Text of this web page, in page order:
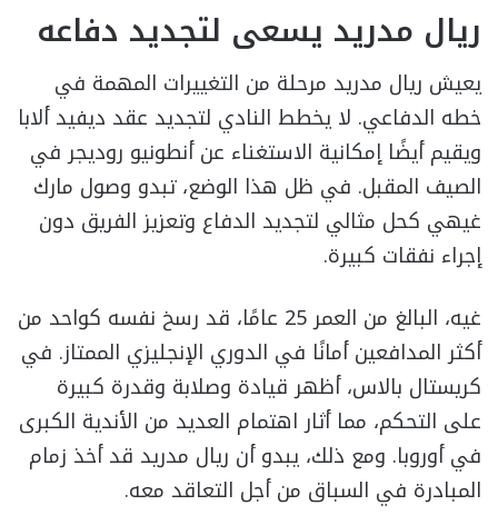
ريال مدريد يسعى لتجديد دفاعه
يعيش ريال مدريد مرحلة من التغييرات المهمة في
خطه الدفاعي. لا يخطط النادي لتجديد عقد ديفيد ألابا
ويقيم أيضًا إمكانية الاستغناء عن أنطونيو روديجر في
الصيف المقبل. في ظل هذا الوضع، تبدو وصول مارك
غيهي كحل مثالي لتجديد الدفاع وتعزيز الفريق دون
إجراء نفقات كبيرة.
غيه، البالغ من العمر 25 عامًا، قد رسخ نفسه كواحد من
أكثر المدافعين أمانًا في الدوري الإنجليزي الممتاز. في
كريستال بالاس، أظهر قيادة وصلابة وقدرة كبيرة
على التحكم، مما أثار اهتمام العديد من الأندية الكبرى
في أوروبا. ومع ذلك، يبدو أن ريال مدريد قد أخذ زمام
المبادرة في السباق من أجل التعاقد معه.